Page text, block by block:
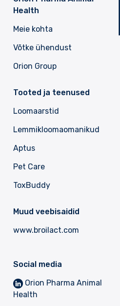
Health
Meie kohta
Võtke ühendust
Orion Group
Tooted ja teenused
Loomaarstid
Lemmikloomaomanikud
Aptus
Pet Care
ToxBuddy
Muud veebisaidid
www.broilact.com
Social media
Orion Pharma Animal
Health